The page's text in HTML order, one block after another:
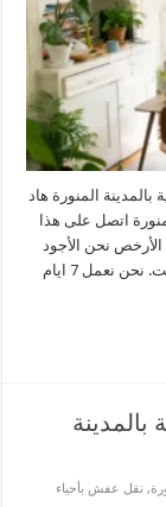
المنورة هاد
اتصل على هذا
نحن الأرخص نحن الأجود
نصلك فى اقصى سرعة ممكنة، أينما كنت، وفى أى توقيت. نحن نعمل 7 ايام
, نقل عفش بأحياء